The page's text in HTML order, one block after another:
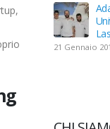
21 Gennaio